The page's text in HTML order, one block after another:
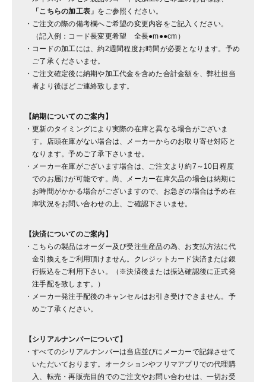
「こちらの加工表」 をご参照ください。
ご注文の際の備考欄へご希望の変更内容をご記入ください。
（記入例：コード長変更希望 全長●m●●cm）
コードの加工には、約2週間程度お時間が必要となります。予め
ご了承くださいませ。
ご注文確定後に納期や加工代金を含めた合計金額を、弊社担当
者より後ほどご連絡致します。
【納期についてのご案内】
更新のタイミングにより実際の在庫と異なる場合がございま
す。店頭在庫がない場合は、メーカーからのお取り寄せ対応と
なります。予めご了承下さいませ。
メーカー在庫がございます場合は、ご注文より約7～10日程度
でのお届けが可能です。尚、メーカー在庫欠品の場合は納期に
お時間がかかる場合がございますので、お急ぎの場合は予め在
庫状況をお問い合わせの上、ご確認下さいませ。
【決済についてのご案内】
こちらの製品はオーダー及び受注生産品の為、お支払方法に代
金引換えをご利用頂けません。クレジットカード決済または銀
行振込をご利用下さい。（※決済後または振込確認後に正式発
注手配を致します。）
メーカー発注手配後のキャンセルはお引き受けできません。予
めご了承ください。
【シリアルナンバーについて】
すべてのシリアルナンバーは当店並びにメーカーで記録させて
いただいております。オークションやフリマアプリでの代理購
入、転売・再販売目的でのご注文やお問い合わせは、一切お受